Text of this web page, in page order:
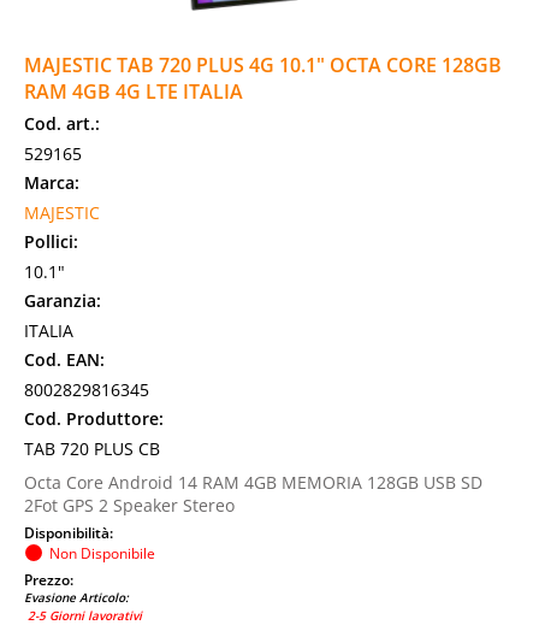
MAJESTIC TAB 720 PLUS 4G 10.1" OCTA CORE 128GB
RAM 4GB 4G LTE ITALIA
Cod. art.:
529165
Marca:
MAJESTIC
Pollici:
10.1"
Garanzia:
ITALIA
Cod. EAN:
8002829816345
Cod. Produttore:
TAB 720 PLUS CB
Octa Core Android 14 RAM 4GB MEMORIA 128GB USB SD
2Fot GPS 2 Speaker Stereo
Disponibilità:
Non Disponibile
Prezzo:
Evasione Articolo:
2-5 Giorni lavorativi